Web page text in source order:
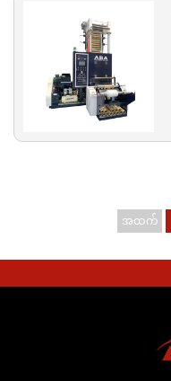
အထက်